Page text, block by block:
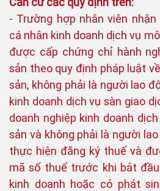
- Trường hợp nhân viên
cá nhân kinh doanh dịch vụ
được cấp chứng chỉ hành
sản theo quy định pháp luật
sản, không phải là người lao
kinh doanh dịch vụ sàn giao
doanh nghiệp kinh doanh
sản và không phải là người
thực hiện đăng ký thuế và
mã số thuế trước khi bắt
kinh doanh hoặc có phát